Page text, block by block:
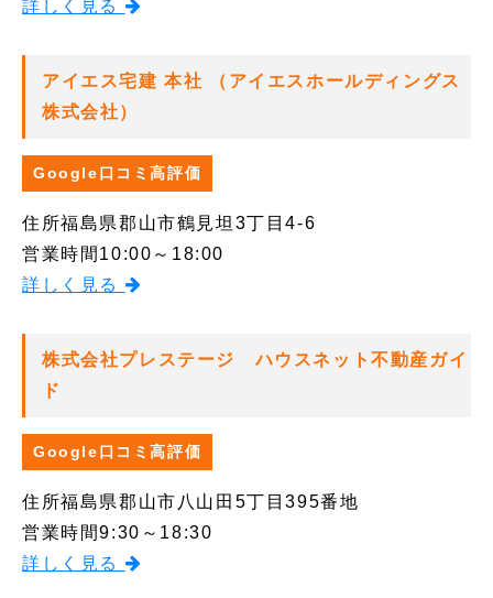
詳しく見る
アイエス宅建 本社 （アイエスホールディングス
株式会社）
Google口コミ高評価
住所福島県郡山市鶴見坦3丁目4-6
営業時間 10:00～18:00
詳しく見る
株式会社プレステージ ハウスネット不動産ガイ
ド
Google口コミ高評価
住所福島県郡山市八山田5丁目395番地
営業時間9:30～18:30
詳しく見る